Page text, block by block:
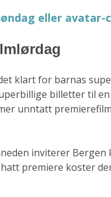
eller avatar-
klart for barnas
billetter til
unntatt
inviterer
premiere koster